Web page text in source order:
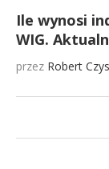
Ile wynosi
WIG.
przez Robert